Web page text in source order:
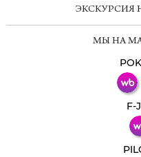
ЭКСКУРСИЯ
МЫ НА
F-